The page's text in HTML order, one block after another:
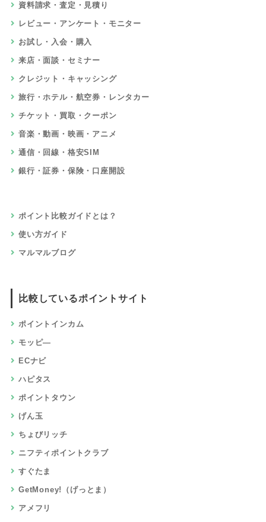
資料請求・査定・見積り
レビュー・アンケート・モニター
お試し・入会・購入
来店・面談・セミナー
クレジット・キャッシング
旅行・ホテル・航空券・レンタカー
チケット・買取・クーポン
音楽・動画・映画・アニメ
通信・回線・格安SIM
銀行・証券・保険・口座開設
ポイント比較ガイドとは？
使い方ガイド
マルマルブログ
比較しているポイントサイト
ポイントインカム
モッピ―
ECナビ
ハピタス
ポイントタウン
げん玉
ちょびリッチ
ニフティポイントクラブ
すぐたま
GetMoney!（げっとま）
アメフリ